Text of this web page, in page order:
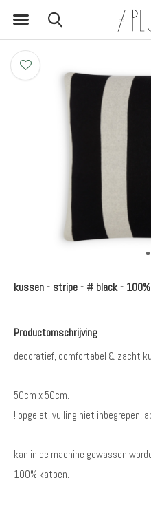
kussen - stripe - # black -
Productomschrijving
decoratief, comfortabel & zacht
50cm x 50cm.
! opgelet, vulling niet inbegrepen,
kan in de machine gewassen
100% katoen.